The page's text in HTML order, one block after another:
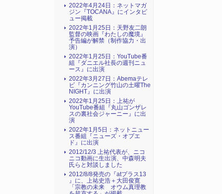
2022年4月24日：ネットマガ
ジン『TOCANA』にインタビ
ュー掲載
2022年1月25日：天野友二朗
監督の映画『わたしの魔境』
予告編が解禁（制作協力・出
演）
2022年1月25日：YouTube番
組『ダニエル社長の週刊ニュ
ース』に出演
2022年3月27日：Abemaテレ
ビ『カンニング竹山の土曜The
NIGHT』に出演
2022年1月25日：上祐が
YouTube番組『丸山ゴンザレ
スの裏社会ジャーニー』に出
演
2022年1月5日：ネットニュー
ス番組『ニューズ・オプエ
ド』に出演
2012/12/3 上祐代表が、ニコ
ニコ動画に生出演、中森明夫
氏らと対談しました
2012/8/8発売の『atプラス13
』に、上祐史浩＋大田俊寛
「宗教の未来 オウム真理教